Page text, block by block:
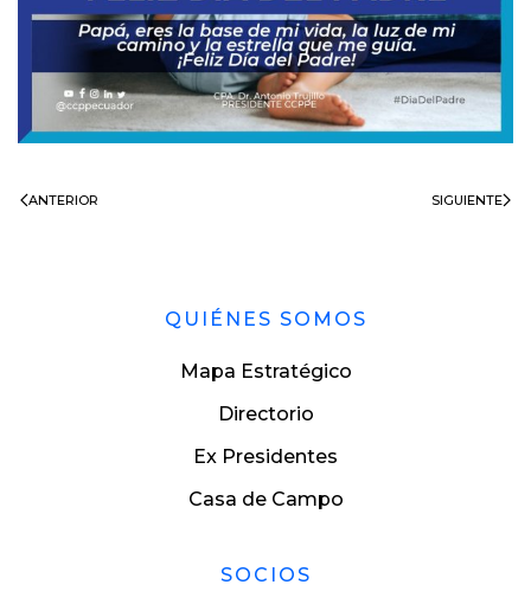
ANTERIOR SIGUIENTE
QUIÉNES SOMOS
Mapa Estratégico
Directorio
Ex Presidentes
Casa de Campo
SOCIOS